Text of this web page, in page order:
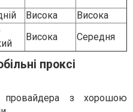
Висока
Висока
Висока Середня
проксі
провайдера з хорошою